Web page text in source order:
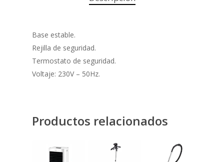
Base estable.
Rejilla de seguridad.
Termostato de seguridad.
Voltaje: 230V – 50Hz.
Productos relacionados